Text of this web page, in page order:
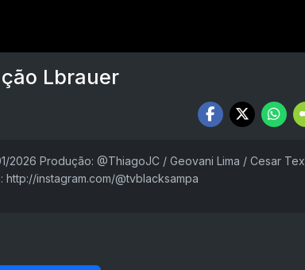
Lbrauer
2026 Produção: @ThiagoJC / Geovani Lima / Cesar Tex
instagram.com/@tvblacksampa